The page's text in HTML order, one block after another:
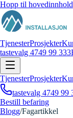
Hopp til hovedinnhold
TjenesterProsjekter
tastevalg 4749 99 333
TjenesterProsjekter
tastevalg 4749 99
Bestill befaring
Blogg/Fagartikkel